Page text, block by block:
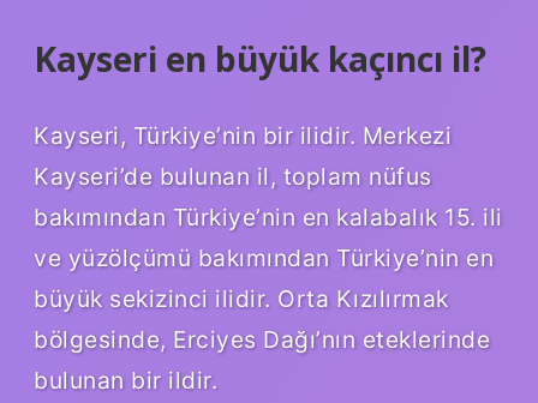
Kayseri en büyük kaçıncı il?
Kayseri, Türkiye’nin bir ilidir. Merkezi
Kayseri’de bulunan il, toplam nüfus
bakımından Türkiye’nin en kalabalık 15. ili
ve yüzölçümü bakımından Türkiye’nin en
büyük sekizinci ilidir. Orta Kızılırmak
bölgesinde, Erciyes Dağı’nın eteklerinde
bulunan bir ildir.